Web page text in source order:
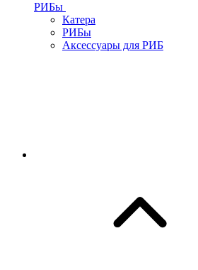
РИБы
Катера
РИБы
Аксессуары для РИБ